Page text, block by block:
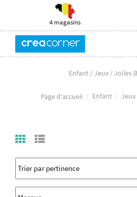
4 magasins
Enfant / Jeux / Jolies
Page d'accueil Enfant Jeux